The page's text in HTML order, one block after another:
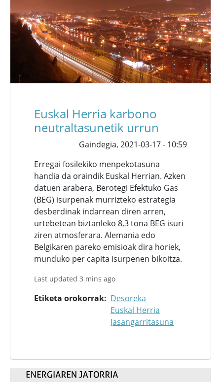
Euskal Herria karbono
neutraltasunetik urrun
Gaindegia, 2021-03-17 - 10:59
Erregai fosilekiko menpekotasuna
handia da oraindik Euskal Herrian. Azken
datuen arabera, Berotegi Efektuko Gas
(BEG) isurpenak murrizteko estrategia
desberdinak indarrean diren arren,
urtebetean biztanleko 8,3 tona BEG isuri
ziren atmosferara. Alemania edo
Belgikaren pareko emisioak dira horiek,
munduko per capita isurpenen bikoitza.
Last updated 3 mins ago
Etiketa orokorrak
Desoreka
Euskal Herria
Jasangarritasuna